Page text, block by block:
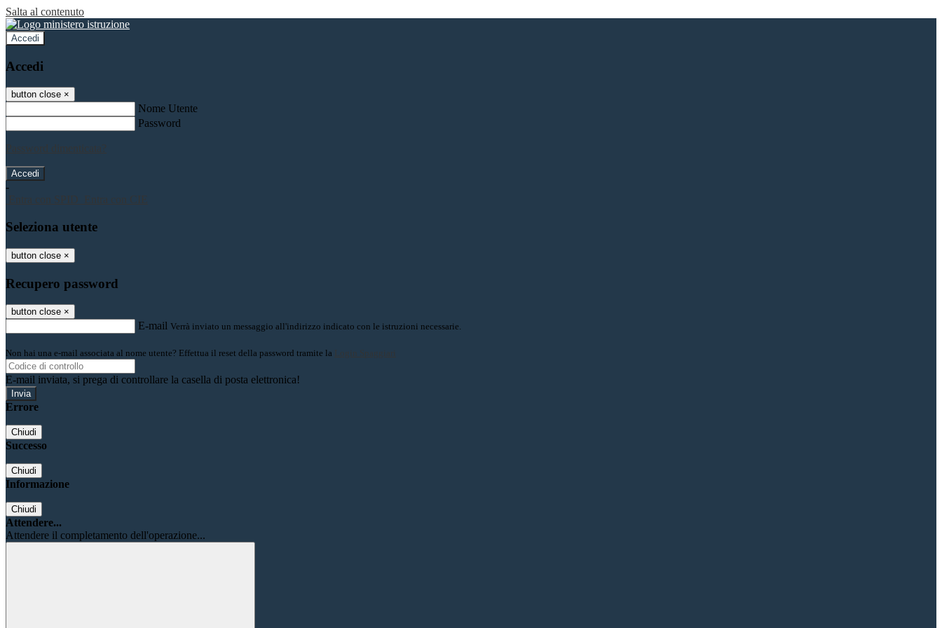
Salta al contenuto
Accedi
Accedi
button close ×
Nome Utente
Password
Password dimenticata?
-
Entra con SPID
Entra con CIE
Seleziona utente
button close ×
Recupero password
button close ×
E-mail Verrà inviato un messaggio all'indirizzo indicato con le istruzioni necessarie.
Non hai una e-mail associata al nome utente? Effettua il reset della password tramite la Login Spaggiari
E-mail inviata, si prega di controllare la casella di posta elettronica!
Errore
Chiudi
Successo
Chiudi
Informazione
Chiudi
Attendere...
Attendere il completamento dell'operazione...